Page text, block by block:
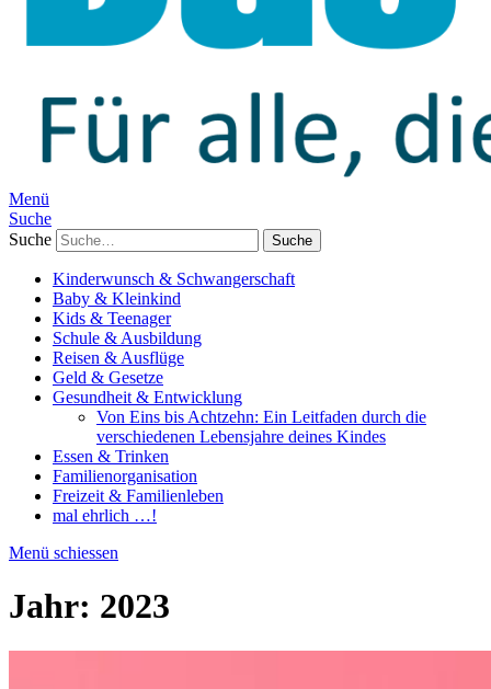
Menü
Suche
Suche
Kinderwunsch & Schwangerschaft
Baby & Kleinkind
Kids & Teenager
Schule & Ausbildung
Reisen & Ausflüge
Geld & Gesetze
Gesundheit & Entwicklung
Von Eins bis Achtzehn: Ein Leitfaden durch die
verschiedenen Lebensjahre deines Kindes
Essen & Trinken
Familienorganisation
Freizeit & Familienleben
mal ehrlich …!
Menü schiessen
Jahr: 2023